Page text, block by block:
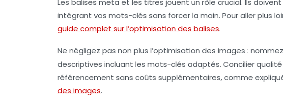
Les balises meta et les titres jouent un rôle crucial. Ils
intégrant vos mots-clés sans forcer la main. Pour aller plus
guide complet sur l’optimisation des balises.
Ne négligez pas non plus l’optimisation des images :
descriptives incluant les mots-clés adaptés. Concilier
référencement sans coûts supplémentaires, comme
des images.